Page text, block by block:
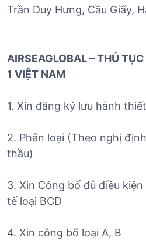
Trần Duy Hưng, Cầu Giấy,
AIRSEAGLOBAL – THỦ
1 VIỆT NAM
1. Xin đăng ký lưu hành
2. Phân loại (Theo nghị
thầu)
3. Xin Công bố đủ điều
tế loại BCD
4. Xin công bố loại A, B